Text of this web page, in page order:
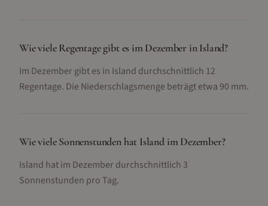
Wie viele Regentage gibt es im Dezember in Island?
Im Dezember gibt es in Island durchschnittlich 12
Regentage. Die Niederschlagsmenge beträgt etwa 90 mm.
Wie viele Sonnenstunden hat Island im Dezember?
Island hat im Dezember durchschnittlich 3
Sonnenstunden pro Tag.